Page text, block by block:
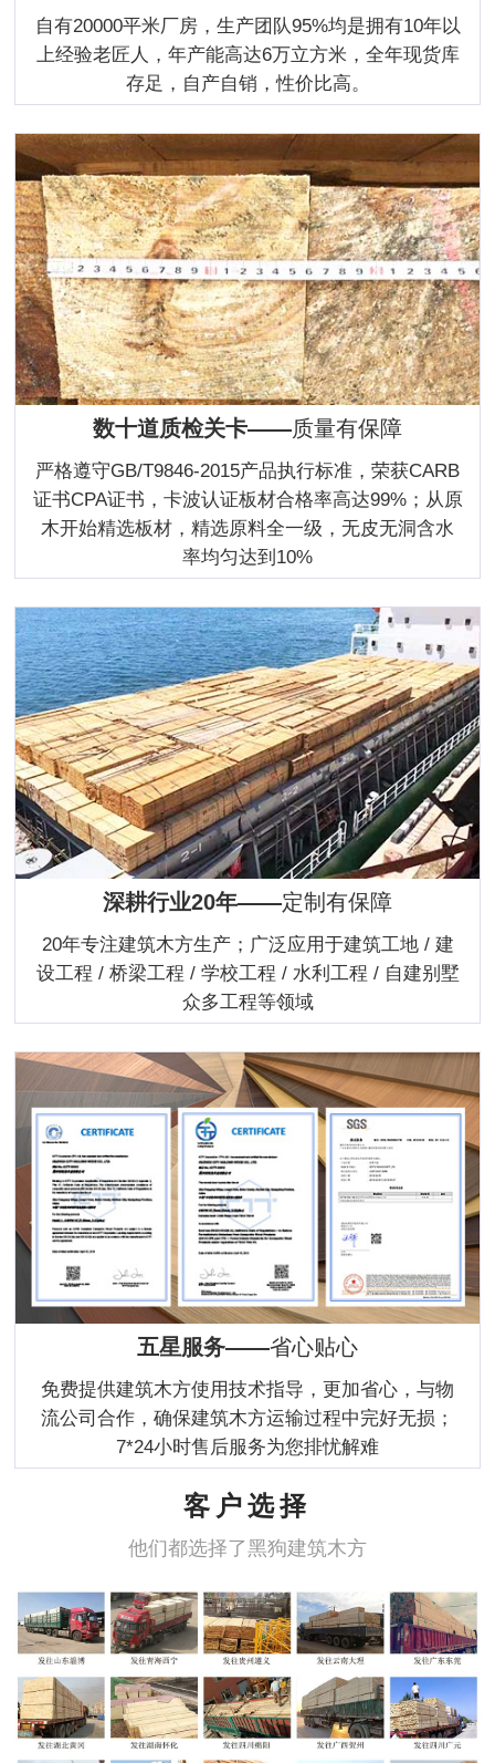
自有20000平米厂房，生产团队95%均是拥有10年以
上经验老匠人，年产能高达6万立方米，全年现货库
存足，自产自销，性价比高。
数十道质检关卡——质量有保障
严格遵守GB/T9846-2015产品执行标准，荣获CARB
证书CPA证书，卡波认证板材合格率高达99%；从原
木开始精选板材，精选原料全一级，无皮无洞含水
率均匀达到10%
深耕行业20年——定制有保障
20年专注建筑木方生产；广泛应用于建筑工地 / 建
设工程 / 桥梁工程 / 学校工程 / 水利工程 / 自建别墅
众多工程等领域
五星服务——省心贴心
免费提供建筑木方使用技术指导，更加省心，与物
流公司合作，确保建筑木方运输过程中完好无损；
7*24小时售后服务为您排忧解难
客户选择
他们都选择了黑狗建筑木方